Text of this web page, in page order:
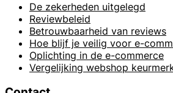
De zekerheden uitgelegd
Reviewbeleid
Betrouwbaarheid van reviews
Hoe blijf je veilig voor e-
Oplichting in de e-commerce
Vergelijking webshop